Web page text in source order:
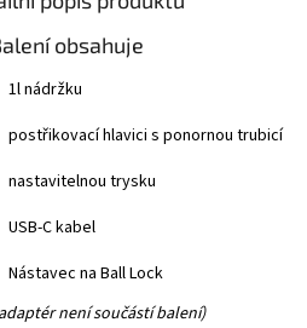
obsahuje
1l nádržku
postřikovací hlavici s ponornou trubicí
nastavitelnou trysku
USB-C kabel
Nástavec na Ball Lock
není součástí balení)